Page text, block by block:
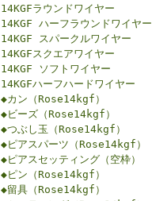
14KGFラウンドワイヤー
14KGF ハーフラウンドワイヤー
14KGF スパークルワイヤー
14KGFスクエアワイヤー
14KGF ソフトワイヤー
14KGFハーフハードワイヤー
◆カン（Rose14kgf）
◆ビーズ（Rose14kgf）
◆つぶし玉（Rose14kgf）
◆ピアスパーツ（Rose14kgf）
◆ピアスセッティング（空枠）
◆ピン（Rose14kgf）
◆留具（Rose14kgf）